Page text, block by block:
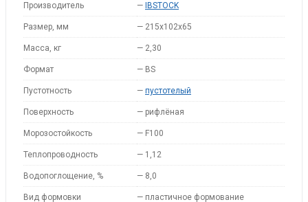
Производитель — IBSTOCK
Размер, мм — 215x102x65
Масса, кг — 2,30
Формат — BS
Пустотность — пустотелый
Поверхность — рифлёная
Морозостойкость — F100
Теплопроводность — 1,12
Водопоглощение, % — 8,0
Вид формовки — пластичное формование